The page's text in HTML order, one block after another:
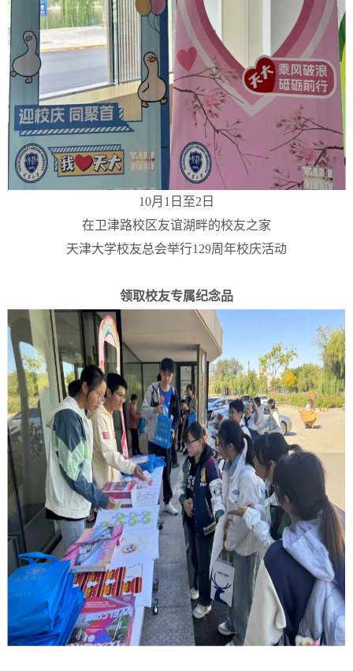
10月1日至2日
在卫津路校区友谊湖畔的校友之家
天津大学校友总会举行129周年校庆活动
领取校友专属纪念品